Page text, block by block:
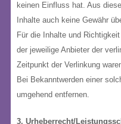
keinen Einfluss hat. Aus
Inhalte auch keine Gewähr
Für die Inhalte und
der jeweilige Anbieter der
Zeitpunkt der Verlinkung
Bei Bekanntwerden einer
umgehend entfernen.
3. Urheberrecht/